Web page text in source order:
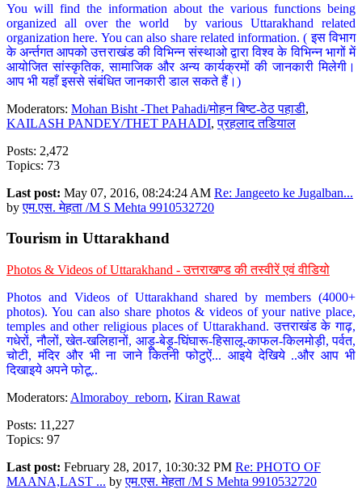
You will find the information about the various functions being
organized all over the world by various Uttarakhand related
organization here. You can also share related information. ( इस विभाग
के अर्न्तगत आपको उत्तराखंड की विभिन्न संस्थाओ द्वारा विश्व के विभिन्न भागों में
आयोजित सांस्कृतिक, सामाजिक और अन्य कार्यक्रमों की जानकारी मिलेगी।
आप भी यहाँ इससे संबंधित जानकारी डाल सकते हैं।)
Moderators: Mohan Bisht -Thet Pahadi/मोहन बिष्ट-ठेठ पहाडी,
KAILASH PANDEY/THET PAHADI,प्रहलाद तडियाल
Posts: 2,472
Topics: 73
Last post: May 07, 2016, 08:24:24 AM Re: Jangeeto ke Jugalban...
byएम.एस. मेहता /M S Mehta 9910532720
Tourism in Uttarakhand
Photos & Videos of Uttarakhand - उत्तराखण्ड की तस्वीरें एवं वीडियो
Photos and Videos of Uttarakhand shared by members (4000+
photos). You can also share photos & videos of your native place,
temples and other religious places of Uttarakhand. उत्तराखंड के गाढ़,
गधेरों, नौलों, खेत-खलिहानों, आड़ू-बेड़ू-घिंघारू-हिसालू-काफल-किलमोड़ी, पर्वत,
चोटी, मंदिर और भी ना जाने कितनी फोटुऐं... आइये देखिये ..और आप भी
दिखाइये अपने फोटू..
Moderators: Almoraboy_reborn, Kiran Rawat
Posts: 11,227
Topics: 97
Last post: February 28, 2017, 10:30:32 PM Re: PHOTO OF
MAANA,LAST ... byएम.एस. मेहता /M S Mehta 9910532720